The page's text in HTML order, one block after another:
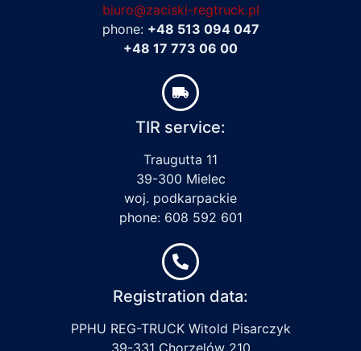
biuro@zaciski-regtruck.pl
phone: +48 513 094 047
+48 17 773 06 00
TIR service:
Traugutta 11
39-300 Mielec
woj. podkarpackie
phone: 608 592 601
Registration data:
PPHU REG-TRUCK Witold Pisarczyk
39-331 Chorzelów 210